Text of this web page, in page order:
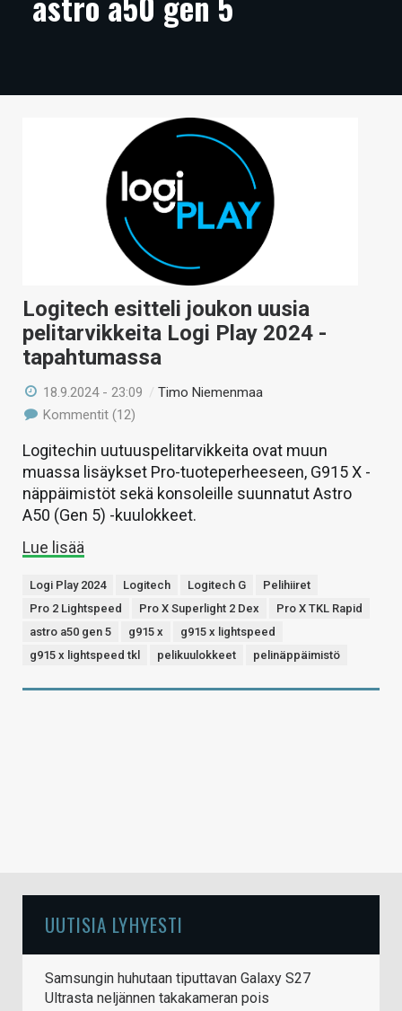
ARTIKKELIT
TECHBBS
HAKU
Logitech esitteli joukon uusia
pelitarvikkeita Logi Play 2024 -
tapahtumassa
18.9.2024 - 23:09 /Timo Niemenmaa
Kommentit (12)
Logitechin uutuuspelitarvikkeita ovat muun
muassa lisäykset Pro-tuoteperheeseen, G915 X -
näppäimistöt sekä konsoleille suunnatut Astro
A50 (Gen 5) -kuulokkeet.
Lue lisää
Logi Play 2024 Logitech Logitech G
Pelihiiret
Pro 2 Lightspeed
Pro X Superlight 2 Dex
Pro X TKL Rapid
astro a50 gen 5
g915 x
g915 x lightspeed
g915 x lightspeed tkl
pelikuulokkeet pelinäppäimistö
UUTISIA LYHYESTI
Samsungin huhutaan tiputtavan Galaxy S27
Ultrasta neljännen takakameran pois